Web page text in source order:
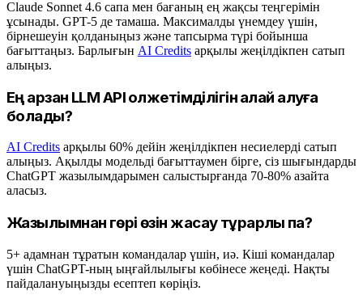
Claude Sonnet 4.6 сапа мен бағаның ең жақсы теңгерімін
ұсынады. GPT-5 де тамаша. Максималды үнемдеу үшін,
бірнешеуін қолданыңыз және тапсырма түрі бойынша
бағыттаңыз. Барлығын AI Credits арқылы жеңілдікпен сатып
алыңыз.
Ең арзан LLM API қолжетімділігін қалай алуға
болады?
AI Credits арқылы 60% дейін жеңілдікпен несиелерді сатып
алыңыз. Ақылды модельді бағыттаумен бірге, сіз шығындарды
ChatGPT жазылымдарымен салыстырғанда 70-80% азайта
аласыз.
Жазылымнан гөрі өзін жасау тұрарлық па?
5+ адамнан тұратын командалар үшін, иә. Кіші командалар
үшін ChatGPT-ның ыңғайлылығы көбінесе жеңеді. Нақты
пайдалануыңызды есептеп көріңіз.